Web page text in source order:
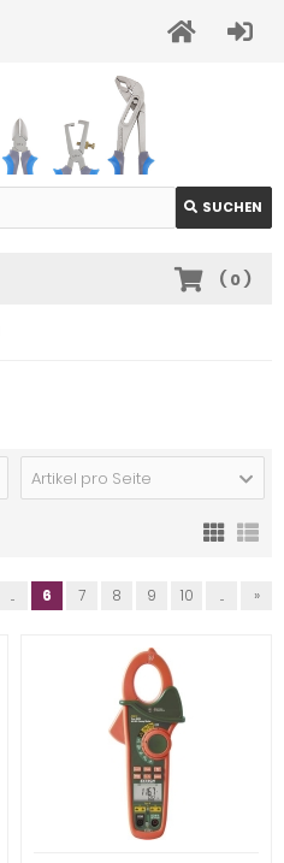
SUCHEN
( 0)
Artikel pro Seite
... 6 7 8 9 10 ... »